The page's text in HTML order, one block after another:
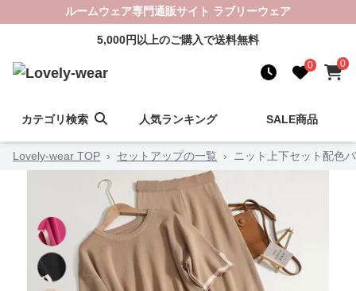
ルームウェア専門通販サイト ラブリーウェア
5,000円以上のご購入で送料無料
0 0
カテゴリ検索 人気ランキング SALE商品
Lovely-wear TOP › セットアップの一覧 › ニット上下セット配色